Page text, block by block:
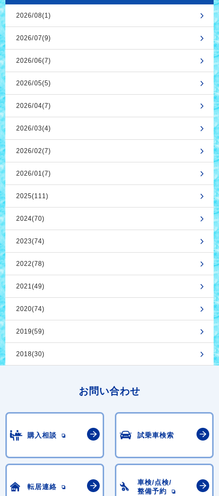
2026/08(1)
2026/07(9)
2026/06(7)
2026/05(5)
2026/04(7)
2026/03(4)
2026/02(7)
2026/01(7)
2025(111)
2024(70)
2023(74)
2022(78)
2021(49)
2020(74)
2019(59)
2018(30)
お問い合わせ
購入相談 試乗車検索
転居連絡
車検/点検/
整備予約